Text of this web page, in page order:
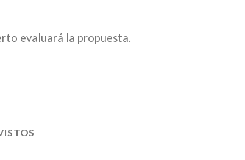
evaluará la propuesta.